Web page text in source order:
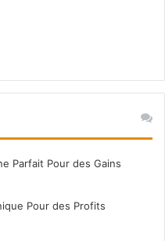
Parfait Pour des Gains
Pour des Profits